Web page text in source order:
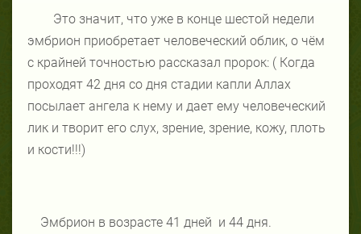
Это значит, что уже в конце шестой недели
эмбрион приобретает человеческий облик, о чём
с крайней точностью рассказал пророк: ( Когда
проходят 42 дня со дня стадии капли Аллах
посылает ангела к нему и дает ему человеческий
лик и творит его слух, зрение, зрение, кожу, плоть
и кости!!!)
Эмбрион в возрасте 41 дней и 44 дня.